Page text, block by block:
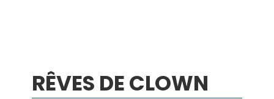
RÊVES DE CLOWN